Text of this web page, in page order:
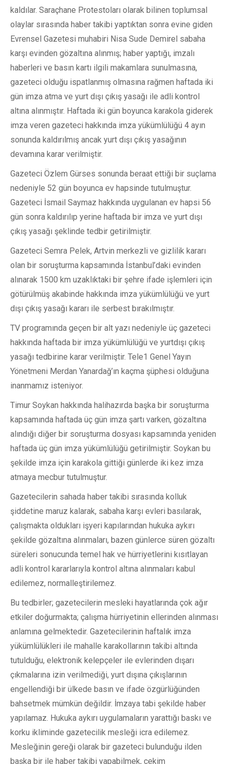
kaldılar. Saraçhane Protestoları olarak bilinen toplumsal
olaylar sırasında haber takibi yaptıktan sonra evine giden
Evrensel Gazetesi muhabiri Nisa Sude Demirel sabaha
karşı evinden gözaltına alınmış; haber yaptığı, imzalı
haberleri ve basın kartı ilgili makamlara sunulmasına,
gazeteci olduğu ispatlanmış olmasına rağmen haftada iki
gün imza atma ve yurt dışı çıkış yasağı ile adli kontrol
altına alınmıştır. Haftada iki gün boyunca karakola giderek
imza veren gazeteci hakkında imza yükümlülüğü 4 ayın
sonunda kaldırılmış ancak yurt dışı çıkış yasağının
devamına karar verilmiştir.
Gazeteci Özlem Gürses sonunda beraat ettiği bir suçlama
nedeniyle 52 gün boyunca ev hapsinde tutulmuştur.
Gazeteci İsmail Saymaz hakkında uygulanan ev hapsi 56
gün sonra kaldırılıp yerine haftada bir imza ve yurt dışı
çıkış yasağı şeklinde tedbir getirilmiştir.
Gazeteci Semra Pelek, Artvin merkezli ve gizlilik kararı
olan bir soruşturma kapsamında İstanbul’daki evinden
alınarak 1500 km uzaklıktaki bir şehre ifade işlemleri için
götürülmüş akabinde hakkında imza yükümlülüğü ve yurt
dışı çıkış yasağı kararı ile serbest bırakılmıştır.
TV programında geçen bir alt yazı nedeniyle üç gazeteci
hakkında haftada bir imza yükümlülüğü ve yurtdışı çıkış
yasağı tedbirine karar verilmiştir. Tele1 Genel Yayın
Yönetmeni Merdan Yanardağ’ın kaçma şüphesi olduğuna
inanmamız isteniyor.
Timur Soykan hakkında halihazırda başka bir soruşturma
kapsamında haftada üç gün imza şartı varken, gözaltına
alındığı diğer bir soruşturma dosyası kapsamında yeniden
haftada üç gün imza yükümlülüğü getirilmiştir. Soykan bu
şekilde imza için karakola gittiği günlerde iki kez imza
atmaya mecbur tutulmuştur.
Gazetecilerin sahada haber takibi sırasında kolluk
şiddetine maruz kalarak, sabaha karşı evleri basılarak,
çalışmakta oldukları işyeri kapılarından hukuka aykırı
şekilde gözaltına alınmaları, bazen günlerce süren gözaltı
süreleri sonucunda temel hak ve hürriyetlerini kısıtlayan
adli kontrol kararlarıyla kontrol altına alınmaları kabul
edilemez, normalleştirilemez.
Bu tedbirler; gazetecilerin mesleki hayatlarında çok ağır
etkiler doğurmakta; çalışma hürriyetinin ellerinden alınması
anlamına gelmektedir. Gazetecilerinin haftalık imza
yükümlülükleri ile mahalle karakollarının takibi altında
tutulduğu, elektronik kelepçeler ile evlerinden dışarı
çıkmalarına izin verilmediği, yurt dışına çıkışlarının
engellendiği bir ülkede basın ve ifade özgürlüğünden
bahsetmek mümkün değildir. İmzaya tabi şekilde haber
yapılamaz. Hukuka aykırı uygulamaların yarattığı baskı ve
korku ikliminde gazetecilik mesleği icra edilemez.
Mesleğinin gereği olarak bir gazeteci bulunduğu ilden
başka bir ile haber takibi yapabilmek, çekim